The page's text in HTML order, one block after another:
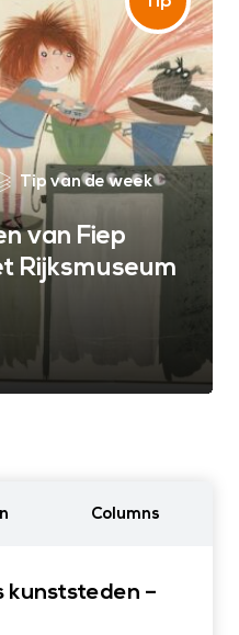
Tip van de week
van Fiep
Rijksmuseum
Columns
kunststeden –